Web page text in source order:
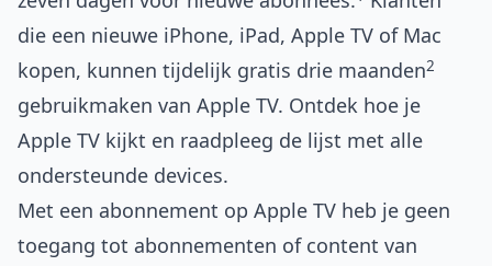
die een nieuwe iPhone, iPad, Apple TV of Mac
kopen, kunnen tijdelijk gratis drie maanden2
gebruikmaken van Apple TV. Ontdek hoe je
Apple TV kijkt en raadpleeg de lijst met alle
ondersteunde devices.
Met een abonnement op Apple TV heb je geen
toegang tot abonnementen of content van